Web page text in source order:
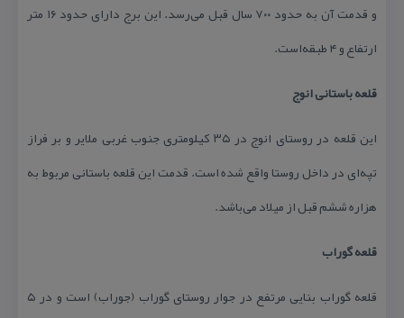
و قدمت آن به حدود ۷۰۰ سال قبل می‌رسد. این برج دارای حدود ۱۶ متر
ارتفاع و ۴ طبقه‌است.
قلعه باستانی انوج
این قلعه در روستای انوج در ۳۵ كیلومتری جنوب غربی ملایر و بر فراز
تپه‌ای در داخل روستا واقع شده است. قدمت این قلعه باستانی مربوط به
هزاره ششم قبل از میلاد می‌باشد.
قلعه گوراب
قلعه گوراب بنایی مرتفع در جوار روستای گوراب (جوراب) است و در ۵